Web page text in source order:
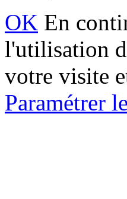
OK En
l'utilisation
votre visite
Paramétrer